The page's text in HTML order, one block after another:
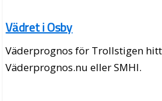
Vädret i Osby
Väderprognos för Trollstigen
Väderprognos.nu eller SMHI.